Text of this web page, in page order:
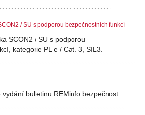
/ SU s podporou bezpečnostních funkcí
SCON2 / SU s podporou
kategorie PL e / Cat. 3, SIL3.
bulletinu REMinfo bezpečnost.